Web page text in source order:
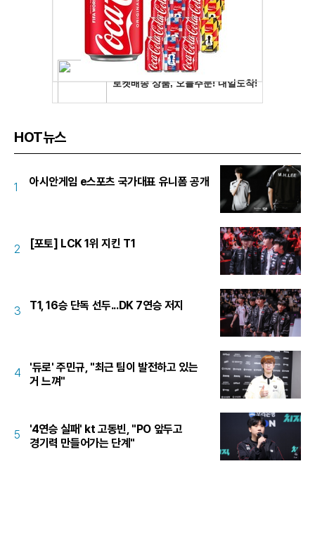
HOT뉴스
1 아시안게임 e스포츠 국가대표 유니폼 공개
2 [포토] LCK 1위 지킨 T1
3 T1, 16승 단독 선두...DK 7연승 저지
4
'듀로' 주민규, "최근 팀이 발전하고 있는
거 느껴"
5
'4연승 실패' kt 고동빈, "PO 앞두고
경기력 만들어가는 단계"